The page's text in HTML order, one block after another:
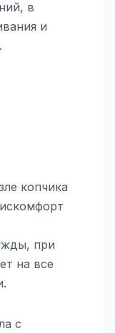
в
и
копчика
при
на все